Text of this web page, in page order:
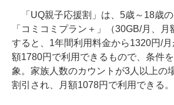
「UQ親子応援割」は、5歳～18歳
「コミコミプラン＋」（30GB/月、
すると、1年間利用料金から1320円/月
額1780円で利用できるもので、条件
象。家族人数のカウントが3人以上の
割引され、月額1078円で利用できる。